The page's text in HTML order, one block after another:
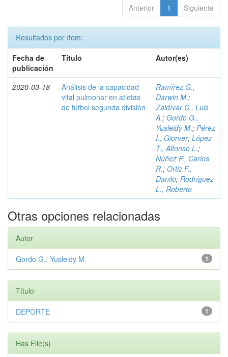
Anterior 1 Siguiente
Resultados por ítem:
Fecha de
publicación
Título Autor(es)
2020-03-18
Análisis de la capacidad
vital pulmonar en atletas
de fútbol segunda división.
Ramírez G.,
Darwin M.;
Zaldívar C., Luis
A.; Gordo G.,
Yusleidy M.; Pérez
I., Giorver; López
T., Alfonso L.;
Núñez P., Carlos
R.; Ortiz F.,
Danilo; Rodríguez
L., Roberto
Otras opciones relacionadas
Autor
1
Gordo G., Yusleidy M.
Título
1
DEPORTE
Has File(s)